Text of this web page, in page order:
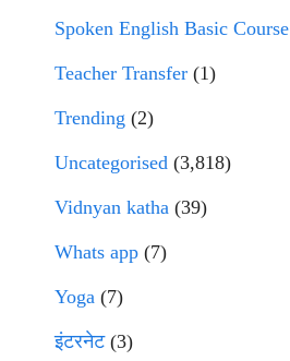
Spoken English Basic Course
Teacher Transfer (1)
Trending (2)
Uncategorised (3,818)
Vidnyan katha (39)
Whats app (7)
Yoga (7)
इंटरनेट(3)